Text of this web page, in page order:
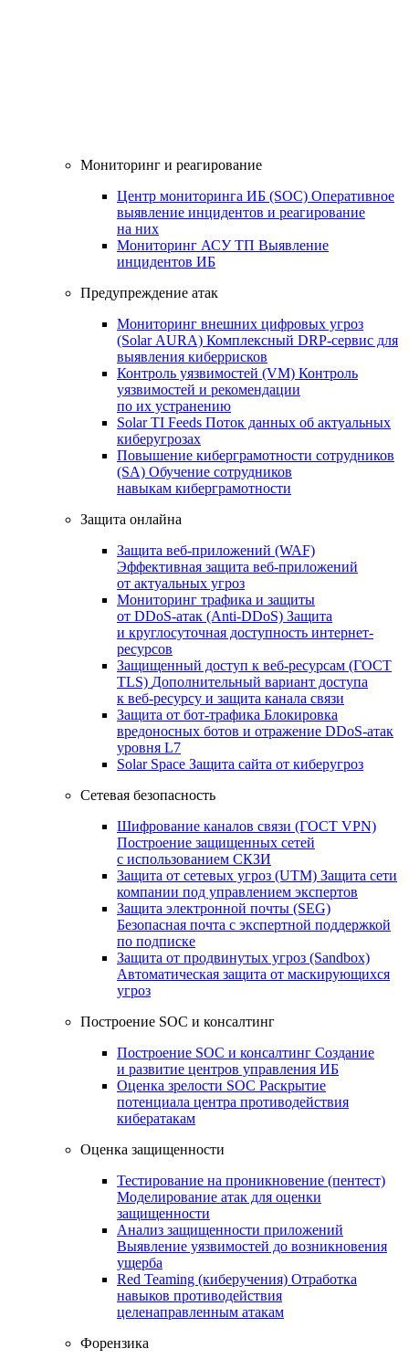
Мониторинг и реагирование
Центр мониторинга ИБ (SOC) Оперативное
выявление инцидентов и реагирование
на них
Мониторинг АСУ ТП Выявление
инцидентов ИБ
Предупреждение атак
Мониторинг внешних цифровых угроз
(Solar AURA) Комплексный DRP-сервис для
выявления киберрисков
Контроль уязвимостей (VM) Контроль
уязвимостей и рекомендации
по их устранению
Solar TI Feeds Поток данных об актуальных
киберугрозах
Повышение киберграмотности сотрудников
(SA) Обучение сотрудников
навыкам киберграмотности
Защита онлайна
Защита веб-приложений (WAF)
Эффективная защита веб-приложений
от актуальных угроз
Мониторинг трафика и защиты
от DDoS‑атак (Anti‑DDoS) Защита
и круглосуточная доступность интернет-
ресурсов
Защищенный доступ к веб-ресурсам (ГОСТ
TLS) Дополнительный вариант доступа
к веб‑ресурсу и защита канала связи
Защита от бот‑трафика Блокировка
вредоносных ботов и отражение DDoS‑атак
уровня L7
Solar Space Защита сайта от киберугроз
Сетевая безопасность
Шифрование каналов связи (ГОСТ VPN)
Построение защищенных сетей
с использованием СКЗИ
Защита от сетевых угроз (UTM) Защита сети
компании под управлением экспертов
Защита электронной почты (SEG)
Безопасная почта с экспертной поддержкой
по подписке
Защита от продвинутых угроз (Sandbox)
Автоматическая защита от маскирующихся
угроз
Построение SOC и консалтинг
Построение SOC и консалтинг Создание
и развитие центров управления ИБ
Оценка зрелости SOC Раскрытие
потенциала центра противодействия
кибератакам
Оценка защищенности
Тестирование на проникновение (пентест)
Моделирование атак для оценки
защищенности
Анализ защищенности приложений
Выявление уязвимостей до возникновения
ущерба
Red Teaming (киберучения) Отработка
навыков противодействия
целенаправленным атакам
Форензика